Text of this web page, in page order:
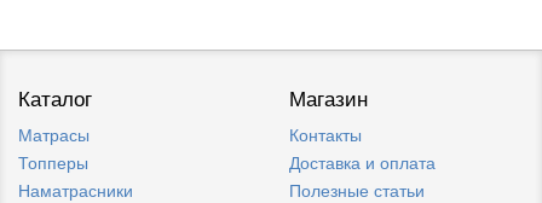
Каталог
Матрасы
Топперы
Наматрасники
Магазин
Контакты
Доставка и оплата
Полезные статьи